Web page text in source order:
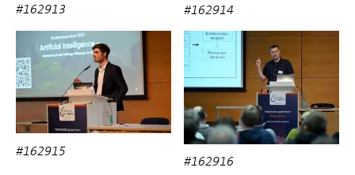
#162913 #162914
#162915
#162916